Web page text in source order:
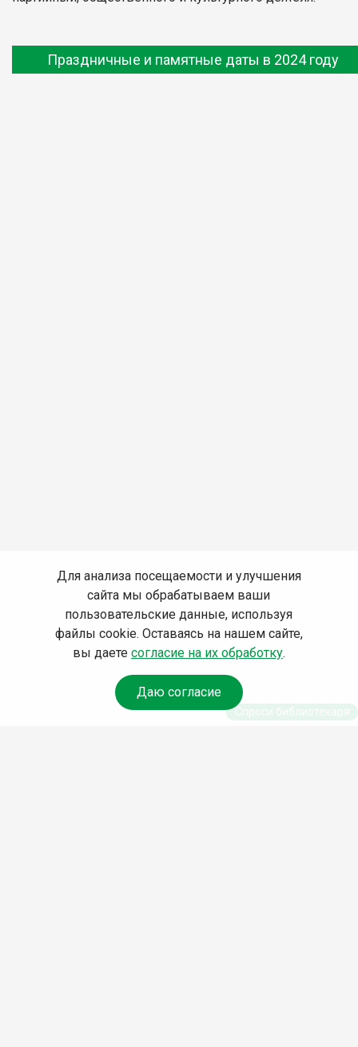
Праздничные и памятные даты в 2024 году
Для анализа посещаемости и улучшения
сайта мы обрабатываем ваши
пользовательские данные, используя
файлы cookie. Оставаясь на нашем сайте,
вы даете согласие на их обработку.
Даю согласие
Спроси библиотекаря